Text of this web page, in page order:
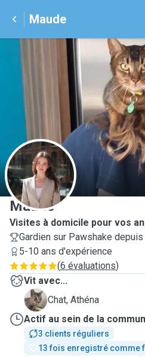
Maude
M
Maude
Visites à domicile pour vos
Gardien sur Pawshake
5-10 ans d'expérience
(6 évaluations)
Vit avec...
A
Chat, Athéna
Actif au sein de la
3 clients réguliers
13 fois enregistré comme